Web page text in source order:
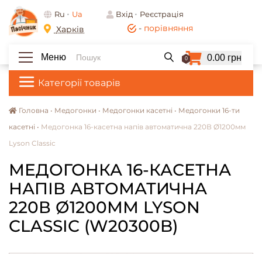
- порівняння
Ru Ua Вхід Реєстрація
Харків
Категорії товарів
Меню 0 0.00 грн
Головна • Медогонки • Медогонки касетні • Медогонки 16-ти
касетні • Медогонка 16-касетна напів автоматична 220В Ø1200мм
Lyson Classic
МЕДОГОНКА 16-КАСЕТНА
НАПІВ АВТОМАТИЧНА
220В Ø1200ММ LYSON
CLASSIC (W20300B)